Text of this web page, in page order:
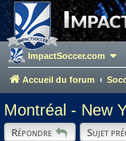
ImpactSoccer.com
Accueil du forum
Montréal - New
Répondre Sujet